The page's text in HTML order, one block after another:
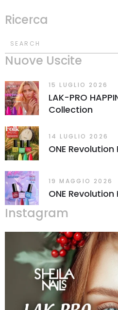
Ricerca
SEARCH
Nuove Uscite
15 LUGLIO 2026
LAK-PRO
Collection
14 LUGLIO 2026
ONE Revolution
19 MAGGIO 2026
ONE
Instagram